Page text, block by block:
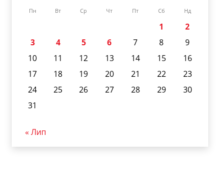
Пн Вт Ср Чт Пт Сб Нд
1
2
3
4 5 6 7 8
9
10
11 12 13 14 15
16
17
18 19 20 21 22
23
24
25 26 27 28 29
30
31
« Лип